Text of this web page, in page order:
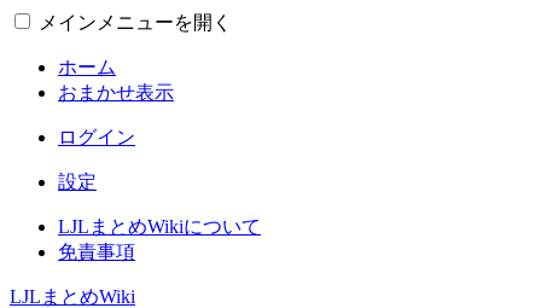
メインメニューを開く
ホーム
おまかせ表示
ログイン
設定
LJLまとめWikiについて
免責事項
LJLまとめWiki